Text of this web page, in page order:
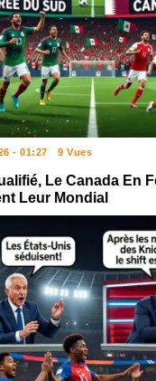
- 01:27 9 Vues
Le Canada En
Leur Mondial